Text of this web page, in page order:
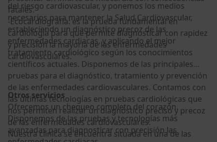
fatales.
-Ecocardiografía: es la prueba fundamental en
cardiología para que permite diagnosticar con rapidez
y precisión la mayoría de las enfermedades
cardiovasculares.
del riesgo cardiovascular, y ponemos los medios
necesarios para mantener la Salud Cardiovascular,
estableciendo un diagnóstico precoz de las
enfermedades cardiacas, y aplicando el mejor
tratamiento cardiológico según los conocimientos
científicos actuales. Disponemos de las principales
pruebas para el diagnóstico, tratamiento y prevención
de las enfermedades cardiovasculares. Contamos con
las últimas tecnologías en pruebas cardiológicas que
nos permiten realizar un diagnóstico preciso y precoz
de las enfermedades cardiovasculares.
Nuestra clínica se encuentra situada en una de las
Otros servicios
Ofrecemos un chequeo completo del corazón.
Disponemos de las pruebas y tecnologías más
avanzadas para diagnosticar con precisión las